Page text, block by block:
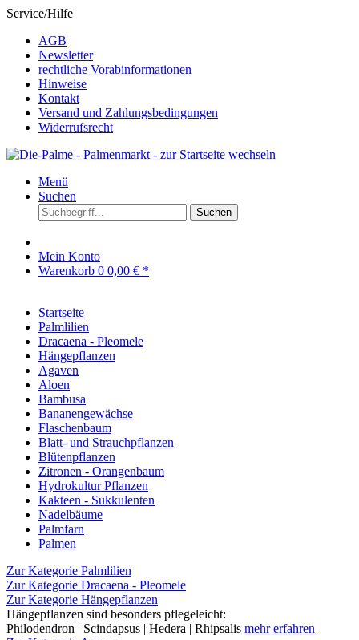
Service/Hilfe
AGB
Newsletter
rechtliche Vorabinformationen
Hinweise
Kontakt
Versand und Zahlungsbedingungen
Widerrufsrecht
Menü
Suchen
Suchen
Mein Konto
Warenkorb 0 0,00 € *
Startseite
Palmlilien
Dracaena - Pleomele
Hängepflanzen
Agaven
Aloen
Bambusa
Bananengewächse
Flaschenbaum
Blatt- und Strauchpflanzen
Blütenpflanzen
Zitronen - Orangenbaum
Hydrokultur Pflanzen
Kakteen - Sukkulenten
Nadelbäume
Palmfarn
Palmen
Zur Kategorie Palmlilien
Zur Kategorie Dracaena - Pleomele
Zur Kategorie Hängepflanzen
Hängepflanzen sind besonders pflegeleicht:
Philodendron | Scindapsus | Hedera | Rhipsalis mehr erfahren